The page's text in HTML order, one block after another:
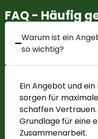
FAQ - Häufig
Warum ist ein
so wichtig?
Ein Angebot und
sorgen für
schaffen
Grundlage für eine
Zusammenarbeit.